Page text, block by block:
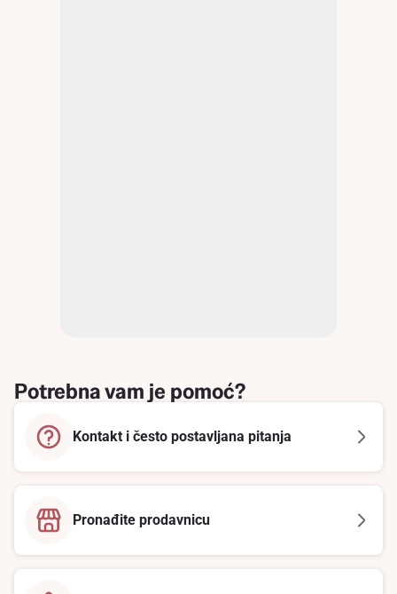
Potrebna vam je pomoć?
Kontakt i često postavljana pitanja
Pronađite prodavnicu